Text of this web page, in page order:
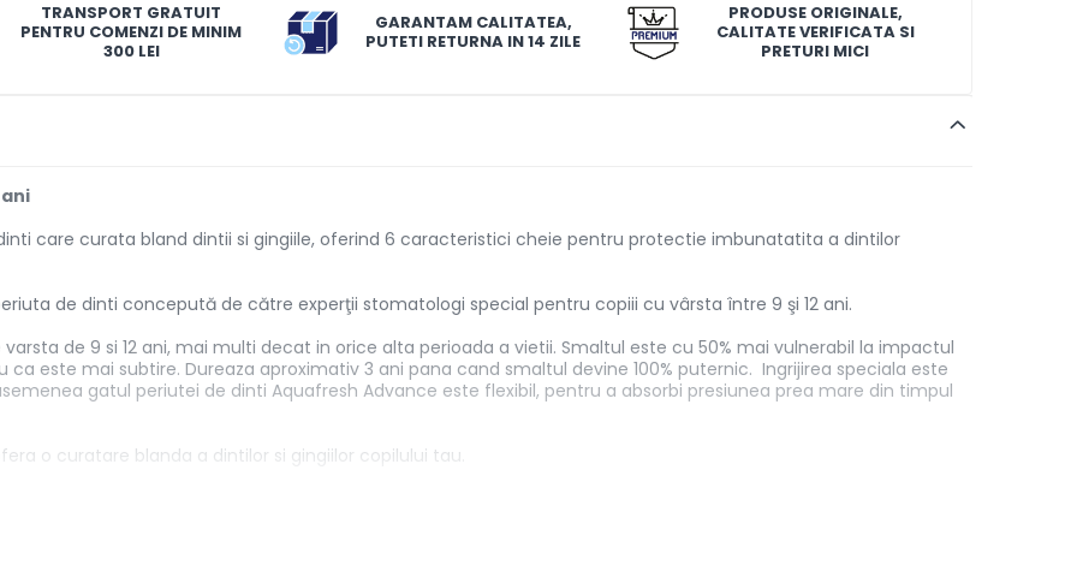
TRANSPORT GRATUIT
PENTRU COMENZI DE MINIM
300 LEI
GARANTAM CALITATEA,
PUTETI RETURNA IN 14 ZILE
PRODUSE ORIGINALE,
CALITATE VERIFICATA SI
PRETURI MICI
care curata bland dintii si gingiile, oferind 6 caracteristici cheie pentru protectie imbunatatita a dintilor
de dinti concepută de către experţii stomatologi special pentru copiii cu vârsta între 9 şi 12 ani.
de 9 si 12 ani, mai multi decat in orice alta perioada a vietii. Smaltul este cu 50% mai vulnerabil la impactul
este mai subtire. Dureaza aproximativ 3 ani pana cand smaltul devine 100% puternic. Ingrijirea speciala este
gatul periutei de dinti Aquafresh Advance este flexibil, pentru a absorbi presiunea prea mare din timpul
o curatare blanda a dintilor si gingiilor copilului tau.
protectie imbunatatita a dintilor permanenti: cap activ de dimensiuni reduse, perii fini si de lungimi diferite,